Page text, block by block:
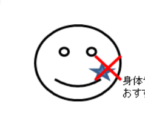
ブラッシュ（筆）
画材
その他
運営会社